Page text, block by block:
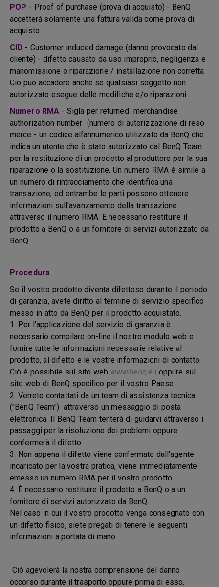
POP - Proof of purchase (prova di acquisto) - BenQ
accetterà solamente una fattura valida come prova di
acquisto.
CID - Customer induced damage (danno provocato dal
cliente) - difetto causato da uso improprio, negligenza e
manomissione o riparazione / installazione non corretta.
Ciò può accadere anche se qualsiasi soggetto non
autorizzato esegue delle modifiche e/o riparazioni.
Numero RMA - Sigla per returned merchandise
authorization number (numero di autorizzazione di reso
merce - un codice alfannumerico utilizzato da BenQ che
indica un utente che è stato autorizzato dal BenQ Team
per la restituzione di un prodotto al produttore per la sua
riparazione o la sostituzione. Un numero RMA è simile a
un numero di rintracciamento che identifica una
transazione, ed entrambe le parti possono ottenere
informazioni sull'avanzamento della transazione
attraverso il numero RMA. È necessario restituire il
prodotto a BenQ o a un fornitore di servizi autorizzato da
BenQ.
Procedura
Se il vostro prodotto diventa difettoso durante il periodo
di garanzia, avete diritto al termine di servizio specifico
messo in atto da BenQ per il prodotto acquistato.
1. Per l'applicazione del servizio di garanzia è
necessario compilare on-line il nostro modulo web e
fornire tutte le informazioni necessarie relative al
prodotto, al difetto e le vostre informazioni di contatto.
Ciò è possibile sul sito web www.benq.eu oppure sul
sito web di BenQ specifico per il vostro Paese.
2. Verrete contattati da un team di assistenza tecnica
("BenQ Team") attraverso un messaggio di posta
elettronica. Il BenQ Team tenterà di guidarvi attraverso i
passaggi per la risoluzione dei problemi oppure
confermerà il difetto.
3. Non appena il difetto viene confermato dall'agente
incaricato per la vostra pratica, viene immediatamente
emesso un numero RMA per il vostro prodotto.
4. È necessario restituire il prodotto a BenQ o a un
fornitore di servizi autorizzato da BenQ.
Nel caso in cui il vostro prodotto venga consegnato con
un difetto fisico, siete pregati di tenere le seguenti
informazioni a portata di mano.
Ciò agevolerà la nostra comprensione del danno
occorso durante il trasporto oppure prima di esso.